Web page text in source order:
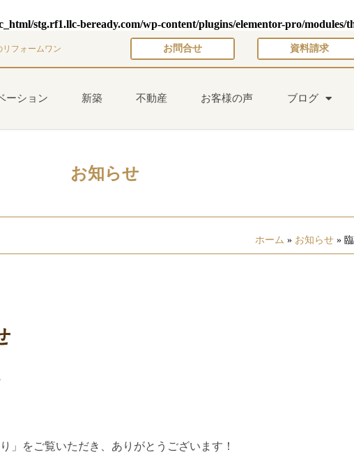
stg.rf1.llc-beready.com/wp-content/plugins/elementor-pro/modules/
フォームワン お問合せ 資料請求
ーション 新築 不動産 お客様の声 ブログ
お知らせ
ホーム » お知らせ »
」をご覧いただき、ありがとうございます！